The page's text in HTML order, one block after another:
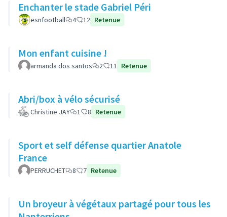
Enchanter le stade Gabriel Péri
esnfootball 4 12 Retenue
Mon enfant cuisine !
armanda dos santos 2 11 Retenue
Abri/box à vélo sécurisé
Christine JAY 1 8 Retenue
Sport et self défense quartier Anatole
France
PERRUCHET 8 7 Retenue
Un broyeur à végétaux partagé pour tous les